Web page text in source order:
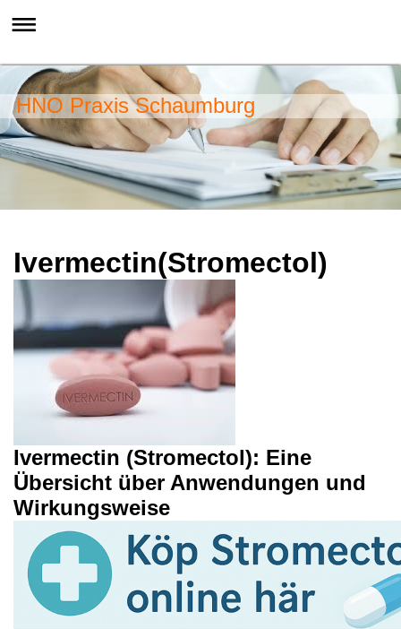
HNO Praxis Schaumburg
Ivermectin(Stromectol)
Ivermectin (Stromectol): Eine
Übersicht über Anwendungen und
Wirkungsweise